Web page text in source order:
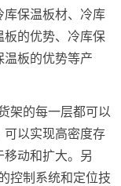
库保温板材、冷库
板的优势、冷库保
温板的优势等产
架的每一层都可以
可以实现高密度存
动和扩大。另
控制系统和定位技